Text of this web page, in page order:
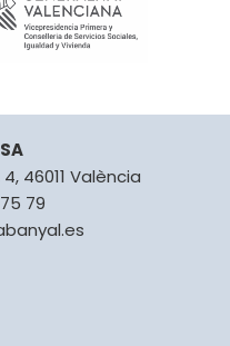
46011 València
79